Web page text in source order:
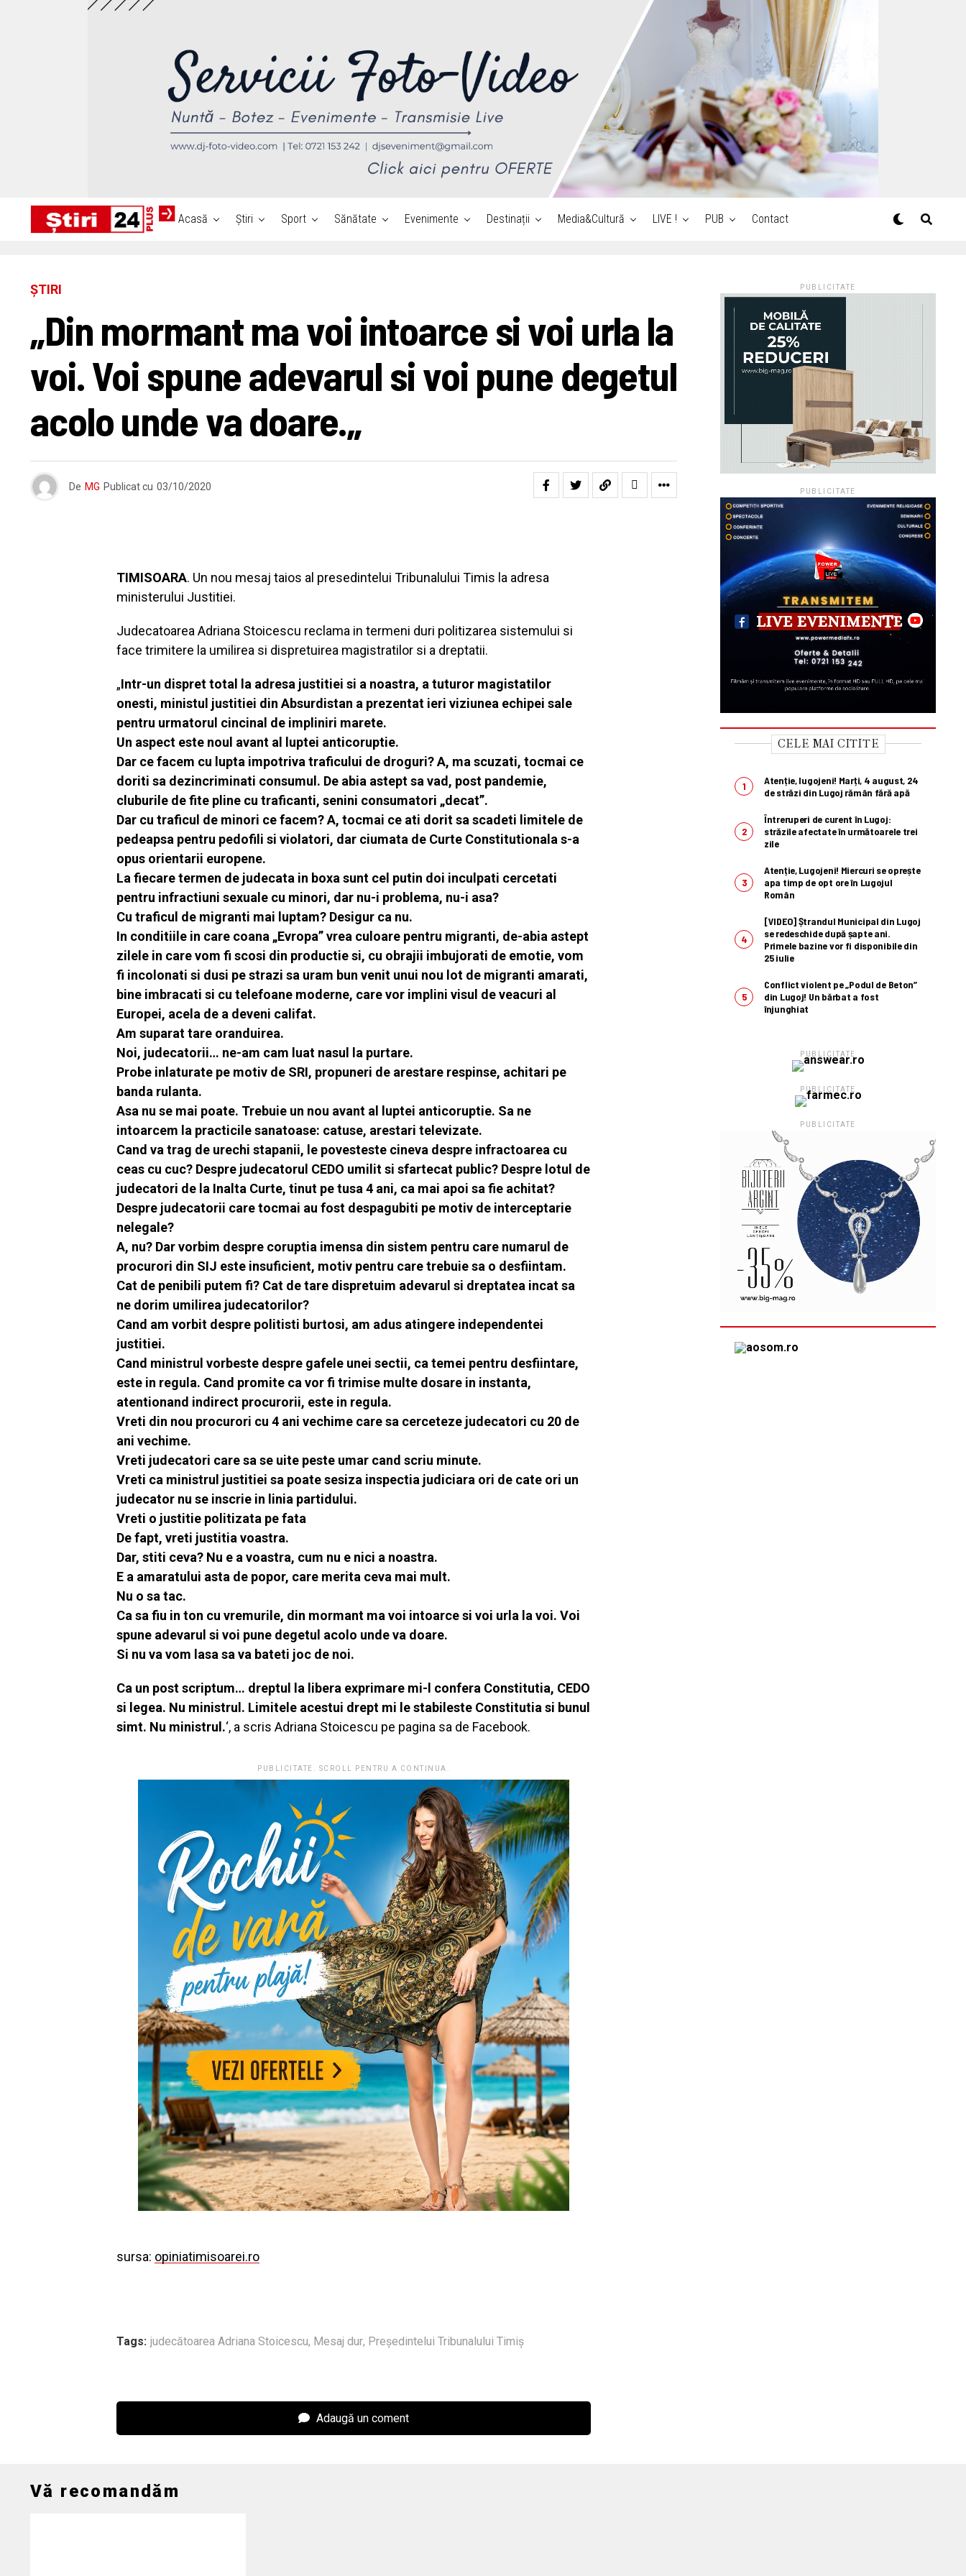
Acasă Știri Sport Sănătate Evenimente Destinații Media&Cultură LIVE ! PUB Contact
ȘTIRI
„Din mormant ma voi intoarce si voi urla la
voi. Voi spune adevarul si voi pune degetul
acolo unde va doare.„
De MG Publicat cu 03/10/2020
TIMISOARA. Un nou mesaj taios al presedintelui Tribunalului Timis la adresa
ministerului Justitiei.
Judecatoarea Adriana Stoicescu reclama in termeni duri politizarea sistemului si
face trimitere la umilirea si dispretuirea magistratilor si a dreptatii.
„Intr-un dispret total la adresa justitiei si a noastra, a tuturor magistatilor
onesti, ministul justitiei din Absurdistan a prezentat ieri viziunea echipei sale
pentru urmatorul cincinal de impliniri marete.
Un aspect este noul avant al luptei anticoruptie.
Dar ce facem cu lupta impotriva traficului de droguri? A, ma scuzati, tocmai ce
doriti sa dezincriminati consumul. De abia astept sa vad, post pandemie,
cluburile de fite pline cu traficanti, senini consumatori „decat”.
Dar cu traficul de minori ce facem? A, tocmai ce ati dorit sa scadeti limitele de
pedeapsa pentru pedofili si violatori, dar ciumata de Curte Constitutionala s-a
opus orientarii europene.
La fiecare termen de judecata in boxa sunt cel putin doi inculpati cercetati
pentru infractiuni sexuale cu minori, dar nu-i problema, nu-i asa?
Cu traficul de migranti mai luptam? Desigur ca nu.
In conditiile in care coana „Evropa” vrea culoare pentru migranti, de-abia astept
zilele in care vom fi scosi din productie si, cu obrajii imbujorati de emotie, vom
fi incolonati si dusi pe strazi sa uram bun venit unui nou lot de migranti amarati,
bine imbracati si cu telefoane moderne, care vor implini visul de veacuri al
Europei, acela de a deveni califat.
Am suparat tare oranduirea.
Noi, judecatorii… ne-am cam luat nasul la purtare.
Probe inlaturate pe motiv de SRI, propuneri de arestare respinse, achitari pe
banda rulanta.
Asa nu se mai poate. Trebuie un nou avant al luptei anticoruptie. Sa ne
intoarcem la practicile sanatoase: catuse, arestari televizate.
Cand va trag de urechi stapanii, le povesteste cineva despre infractoarea cu
ceas cu cuc? Despre judecatorul CEDO umilit si sfartecat public? Despre lotul de
judecatori de la Inalta Curte, tinut pe tusa 4 ani, ca mai apoi sa fie achitat?
Despre judecatorii care tocmai au fost despagubiti pe motiv de interceptarie
nelegale?
A, nu? Dar vorbim despre coruptia imensa din sistem pentru care numarul de
procurori din SIJ este insuficient, motiv pentru care trebuie sa o desfiintam.
Cat de penibili putem fi? Cat de tare dispretuim adevarul si dreptatea incat sa
ne dorim umilirea judecatorilor?
Cand am vorbit despre politisti burtosi, am adus atingere independentei
justitiei.
Cand ministrul vorbeste despre gafele unei sectii, ca temei pentru desfiintare,
este in regula. Cand promite ca vor fi trimise multe dosare in instanta,
atentionand indirect procurorii, este in regula.
Vreti din nou procurori cu 4 ani vechime care sa cerceteze judecatori cu 20 de
ani vechime.
Vreti judecatori care sa se uite peste umar cand scriu minute.
Vreti ca ministrul justitiei sa poate sesiza inspectia judiciara ori de cate ori un
judecator nu se inscrie in linia partidului.
Vreti o justitie politizata pe fata
De fapt, vreti justitia voastra.
Dar, stiti ceva? Nu e a voastra, cum nu e nici a noastra.
E a amaratului asta de popor, care merita ceva mai mult.
Nu o sa tac.
Ca sa fiu in ton cu vremurile, din mormant ma voi intoarce si voi urla la voi. Voi
spune adevarul si voi pune degetul acolo unde va doare.
Si nu va vom lasa sa va bateti joc de noi.
Ca un post scriptum… dreptul la libera exprimare mi-l confera Constitutia, CEDO
si legea. Nu ministrul. Limitele acestui drept mi le stabileste Constitutia si bunul
simt. Nu ministrul.‘, a scris Adriana Stoicescu pe pagina sa de Facebook.
PUBLICITATE. SCROLL PENTRU A CONTINUA.
sursa: opiniatimisoarei.ro
Tags: judecătoarea Adriana Stoicescu, Mesaj dur, Președintelui Tribunalului Timiș
Adaugă un coment
PUBLICITATE
PUBLICITATE
CELE MAI CITITE
Atenție, lugojeni! Marți, 4 august, 24
de străzi din Lugoj rămân fără apă
Întreruperi de curent în Lugoj:
străzile afectate în următoarele trei
zile
Atenție, Lugojeni! Miercuri se oprește
apa timp de opt ore în Lugojul
Român
[VIDEO] Ștrandul Municipal din Lugoj
se redeschide după șapte ani.
Primele bazine vor fi disponibile din
25 iulie
Conflict violent pe „Podul de Beton”
din Lugoj! Un bărbat a fost
înjunghiat
PUBLICITATE
PUBLICITATE
PUBLICITATE
Vă recomandăm